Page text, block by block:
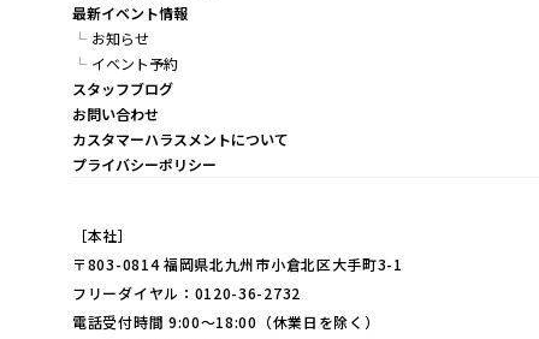
最新イベント情報
お知らせ
イベント予約
スタッフブログ
お問い合わせ
カスタマーハラスメントについて
プライバシーポリシー
［本社］
〒803-0814 福岡県北九州市小倉北区大手町3-1
フリーダイヤル：0120-36-2732
電話受付時間 9:00～18:00（休業日を除く）